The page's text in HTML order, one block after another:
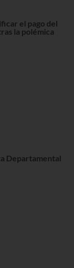
el pago del
la polémica
Departamental